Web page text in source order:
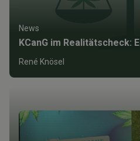
News
KCanG im Realitätscheck:
René Knösel